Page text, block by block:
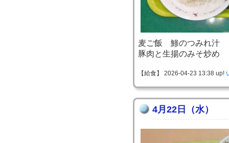
麦ご飯 鯵のつみれ汁
豚肉と生揚のみそ炒め
【給食】 2026-04-23 13:38 up!
4月22日（水）